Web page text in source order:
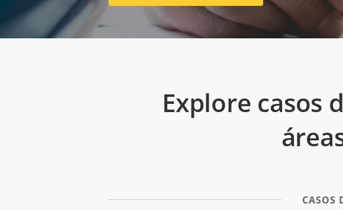
Explore casos
CASOS